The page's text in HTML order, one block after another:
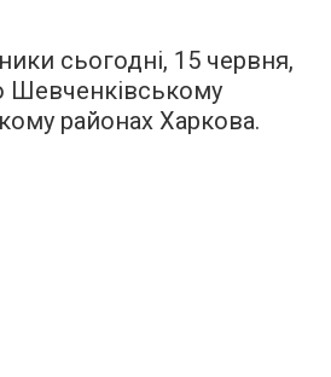
сьогодні, 15 червня,
Шевченківському
районах Харкова.